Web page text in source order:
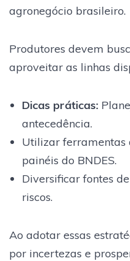
agronegócio brasileiro.
Produtores devem
aproveitar as linhas
Dicas práticas:
antecedência.
Utilizar ferramentas
painéis do BNDES.
Diversificar fontes
riscos.
Ao adotar essas
por incertezas e